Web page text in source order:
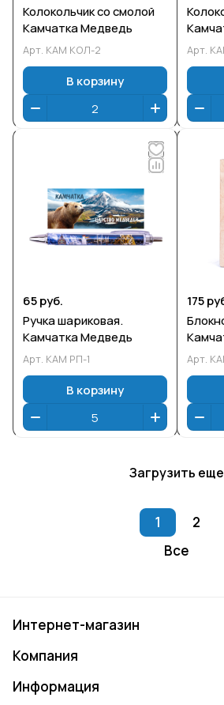
Колокольчик со смолой
Камчатка Медведь
Арт. КАМ КОЛ-2
В корзину
Арт.
65 руб.
Ручка шариковая.
Камчатка Медведь
Арт. КАМ РП-1
В корзину
175
Арт.
Загрузить еще
1
2
Все
Интернет-магазин
Компания
Информация